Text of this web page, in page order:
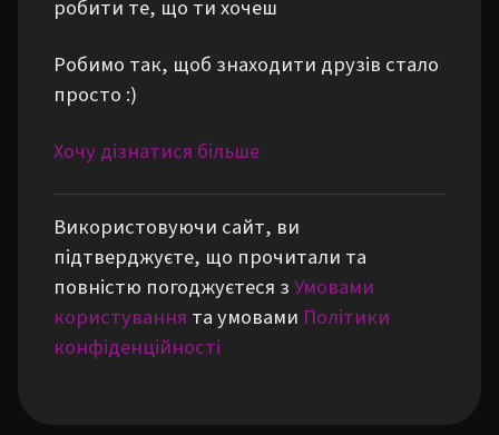
робити те, що ти хочеш
Робимо так, щоб знаходити друзів стало
просто :)
Хочу дізнатися більше
Використовуючи сайт, ви
підтверджуєте, що прочитали та
повністю погоджуєтеся зУмовами
користування та умовами Політики
конфіденційності